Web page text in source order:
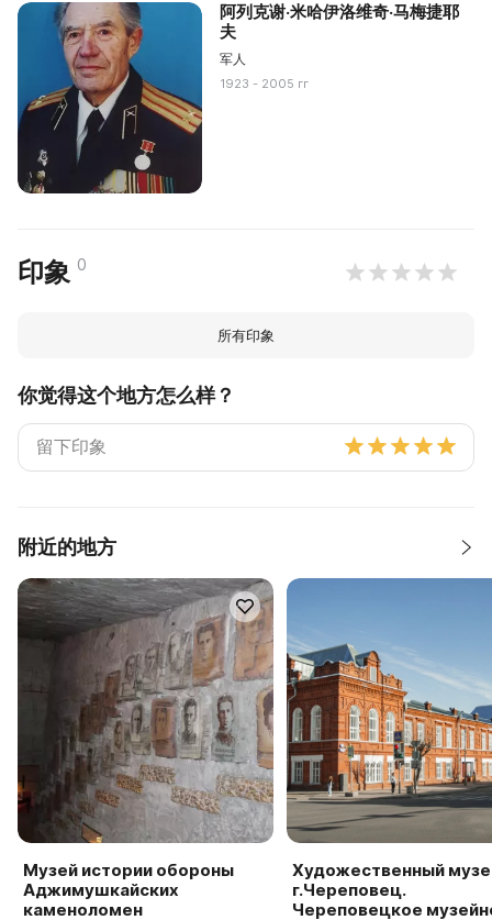
阿列克谢·米哈伊洛维奇·马梅捷耶
夫
军人
1923 - 2005 гг
印象 0
所有印象
你觉得这个地方怎么样？
附近的地方
Музей истории обороны
Аджимушкайских
каменоломен
Художественный
г.Череповец.
Череповецкое